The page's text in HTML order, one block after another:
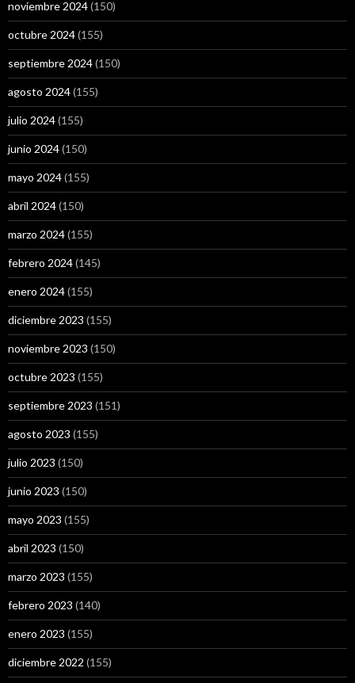
noviembre 2024(150)
octubre 2024(155)
septiembre 2024(150)
agosto 2024(155)
julio 2024(155)
junio 2024(150)
mayo 2024(155)
abril 2024(150)
marzo 2024(155)
febrero 2024(145)
enero 2024(155)
diciembre 2023 (155)
noviembre 2023 (150)
octubre 2023 (155)
septiembre 2023 (151)
agosto 2023 (155)
julio 2023 (150)
junio 2023 (150)
mayo 2023 (155)
abril 2023 (150)
marzo 2023 (155)
febrero 2023 (140)
enero 2023 (155)
diciembre 2022 (155)